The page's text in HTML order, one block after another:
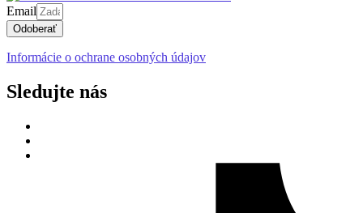
Email
Odoberať
Informácie o ochrane osobných údajov
Sledujte nás